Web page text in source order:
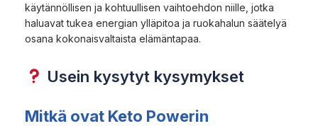
käytännöllisen ja kohtuullisen vaihtoehdon niille, jotka
haluavat tukea energian ylläpitoa ja ruokahalun säätelyä
osana kokonaisvaltaista elämäntapaa.
Usein kysytyt kysymykset
Mitkä ovat Keto Powerin